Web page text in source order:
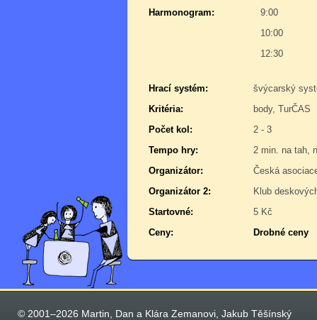
Harmonogram:
9:00
10:00
12:30
Hrací systém:
švýcarský
Kritéria:
body, TurČAS
Počet kol:
2 - 3
Tempo hry:
2 min. na tah,
Organizátor:
Česká
Organizátor 2:
Klub
Startovné:
5 Kč
Ceny:
Drobné ceny
© 2001–2026 Martin, Dan a Klára Zemanovi, Jakub Těšínský